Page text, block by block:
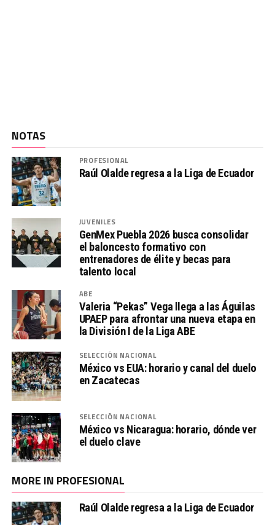
NOTAS
PROFESIONAL
Raúl Olalde regresa a la Liga de Ecuador
JUVENILES
GenMex Puebla 2026 busca consolidar
el baloncesto formativo con
entrenadores de élite y becas para
talento local
ABE
Valeria “Pekas” Vega llega a las Águilas
UPAEP para afrontar una nueva etapa en
la División I de la Liga ABE
SELECCIÓN NACIONAL
México vs EUA: horario y canal del duelo
en Zacatecas
SELECCIÓN NACIONAL
México vs Nicaragua: horario, dónde ver
el duelo clave
MORE IN PROFESIONAL
Raúl Olalde regresa a la Liga de Ecuador